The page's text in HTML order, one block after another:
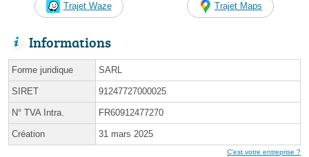
Trajet Waze Trajet Maps
Informations
Forme juridique SARL
SIRET 91247727000025
N° TVA Intra. FR60912477270
Création 31 mars 2025
C'est votre entreprise ?